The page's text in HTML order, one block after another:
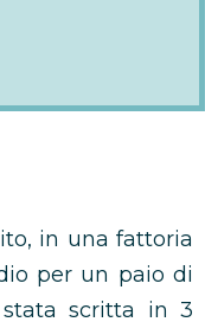
in una fattoria
per un paio di
stata scritta in 3